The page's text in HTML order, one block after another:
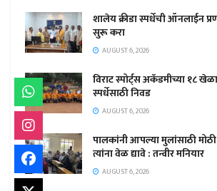
शालेय क्रीडा स्पर्धेची ऑनलाईन
सुरू करा
AUGUST 6, 2026
विराट स्पोर्ट्स अकॅडमीच्या १८
स्पर्धेसाठी निवड
AUGUST 6, 2026
पालकांनी आपल्या मुलांसाठी
त्यांना वेळ द्यावे : तन्वीर मनियार
AUGUST 6, 2026